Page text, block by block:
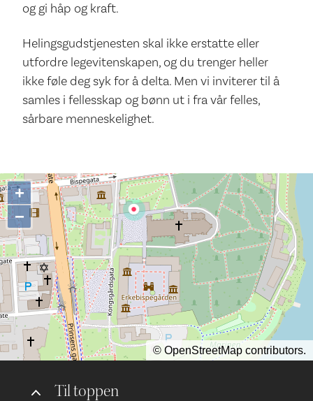
og gi håp og kraft.
Helingsgudstjenesten skal ikke erstatte eller
utfordre legevitenskapen, og du trenger heller
ikke føle deg syk for å delta. Men vi inviterer til å
samles i fellesskap og bønn ut i fra vår felles,
sårbare menneskelighet.
Til toppen
+
−
© OpenStreetMap contributors.